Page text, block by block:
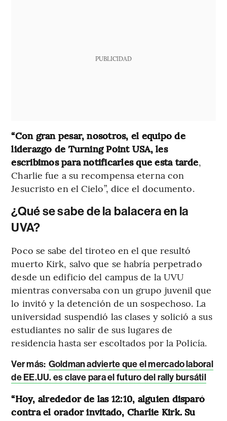
PUBLICIDAD
“Con gran pesar, nosotros, el equipo de
liderazgo de Turning Point USA, les
escribimos para notificarles que esta tarde,
Charlie fue a su recompensa eterna con
Jesucristo en el Cielo”, dice el documento.
¿Qué se sabe de la balacera en la
UVA?
Poco se sabe del tiroteo en el que resultó
muerto Kirk, salvo que se habría perpetrado
desde un edificio del campus de la UVU
mientras conversaba con un grupo juvenil que
lo invitó y la detención de un sospechoso. La
universidad suspendió las clases y solició a sus
estudiantes no salir de sus lugares de
residencia hasta ser escoltados por la Policía.
Ver más: Goldman advierte que el mercado laboral
de EE.UU. es clave para el futuro del rally bursátil
“Hoy, alrededor de las 12:10, alguien disparó
contra el orador invitado, Charlie Kirk. Su